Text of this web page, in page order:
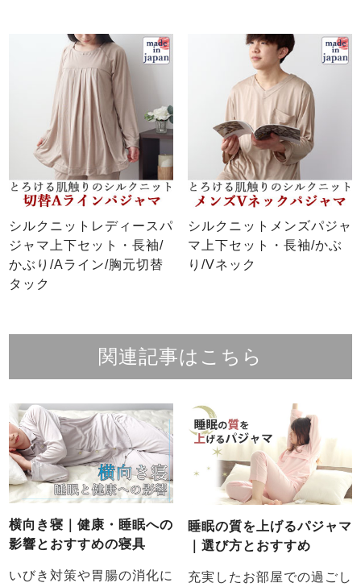
シルクニットレディースパ
ジャマ上下セット・長袖/
かぶり/Aライン/胸元切替
タック
シルクニットメンズパジャ
マ上下セット・長袖/かぶ
り/Vネック
関連記事はこちら
横向き寝｜健康・睡眠への
影響とおすすめの寝具
いびき対策や胃腸の消化に
睡眠の質を上げるパジャマ
｜選び方とおすすめ
充実したお部屋での過ごし